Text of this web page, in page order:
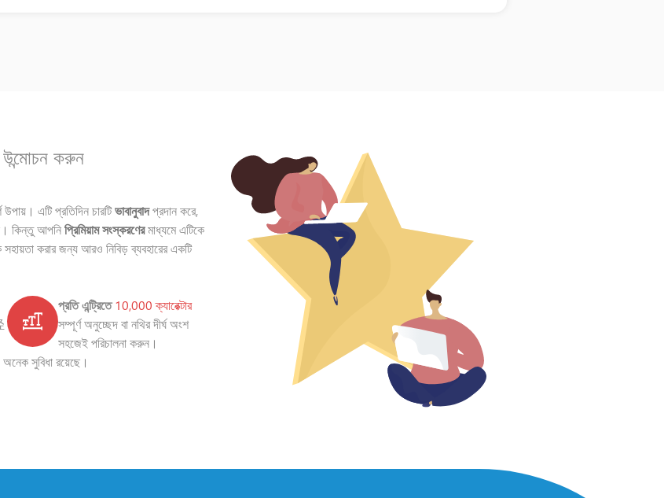
উন্মোচন করুন
এটি প্রতিদিন চারটিভাবানুবাদপ্রদান করে,
কিন্তু আপনিপ্রিমিয়াম সংস্করণেরমাধ্যমে এটিকে
সহায়তা করার জন্য আরও নিবিড় ব্যবহারের একটি
প্রতি এন্ট্রিতে10,000 ক্যারেক্টার
সম্পূর্ণ অনুচ্ছেদ বা নথির দীর্ঘ অংশ
সহজেই পরিচালনা করুন।
সুবিধা রয়েছে।